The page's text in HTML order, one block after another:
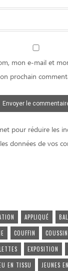
mon e-mail et
prochain
pour réduire les
données de vos
APPLIQUÉ
COUFFIN
EXPOSITION
EN TISSU JEUNES